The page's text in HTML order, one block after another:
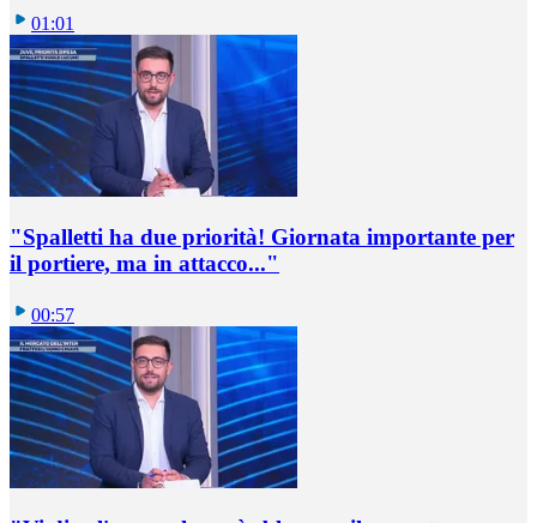
01:01
"Spalletti ha due priorità! Giornata importante per
il portiere, ma in attacco..."
00:57